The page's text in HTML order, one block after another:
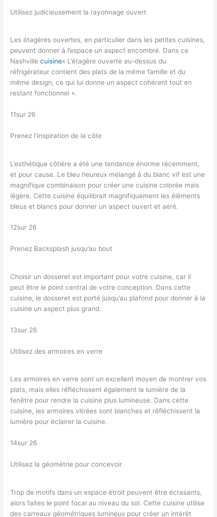
Utilisez judicieusement la rayonnage ouvert
Les étagères ouvertes, en particulier dans les petites cuisines,
peuvent donner à l’espace un aspect encombré. Dans ce
Nashvillecuisine« L’étagère ouverte au-dessus du
réfrigérateur contient des plats de la même famille et du
même design, ce qui lui donne un aspect cohérent tout en
restant fonctionnel ».
11sur 26
Prenez l’inspiration de la côte
L’esthétique côtière a été une tendance énorme récemment,
et pour cause. Le bleu heureux mélangé à du blanc vif est une
magnifique combinaison pour créer une cuisine colorée mais
légère. Cette cuisine équilibrait magnifiquement les éléments
bleus et blancs pour donner un aspect ouvert et aéré.
12sur 26
Prenez Backsplash jusqu’au bout
Choisir un dosseret est important pour votre cuisine, car il
peut être le point central de votre conception. Dans cette
cuisine, le dosseret est porté jusqu’au plafond pour donner à la
cuisine un aspect plus grand.
13sur 26
Utilisez des armoires en verre
Les armoires en verre sont un excellent moyen de montrer vos
plats, mais elles réfléchissent également la lumière de la
fenêtre pour rendre la cuisine plus lumineuse. Dans cette
cuisine, les armoires vitrées sont blanches et réfléchissent la
lumière pour éclairer la cuisine.
14sur 26
Utilisez la géométrie pour concevoir
Trop de motifs dans un espace étroit peuvent être écrasants,
alors faites le point focal au niveau du sol. Cette cuisine utilise
des carreaux géométriques lumineux pour créer un intérêt